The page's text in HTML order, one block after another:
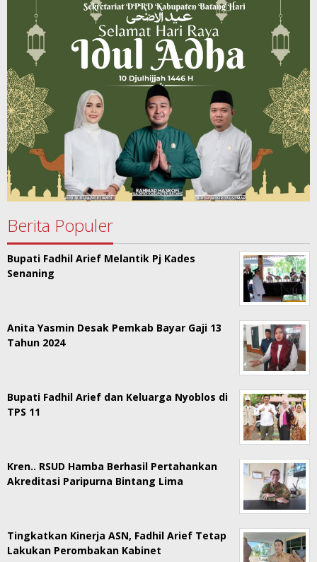
Berita Populer
Bupati Fadhil Arief Melantik Pj Kades
Senaning
Anita Yasmin Desak Pemkab Bayar Gaji 13
Tahun 2024
Bupati Fadhil Arief dan Keluarga Nyoblos di
TPS 11
Kren.. RSUD Hamba Berhasil Pertahankan
Akreditasi Paripurna Bintang Lima
Tingkatkan Kinerja ASN, Fadhil Arief Tetap
Lakukan Perombakan Kabinet